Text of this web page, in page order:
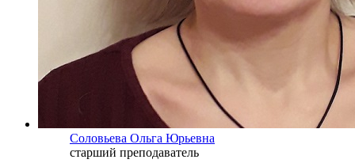
Соловьева Ольга Юрьевна
старший преподаватель